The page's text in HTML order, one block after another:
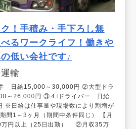
！手積み・手下ろし無
るワークライフ！働きや
低い会社です♪
輸
日給15,000～30,000円 ②大型ドラ
～26,000円 ③４tドライバー 日給
※日給は仕事量や現場数により割増が
間1～3ヶ月（期間中条件同じ） 【月
円以上（25日出勤） ②月収35万